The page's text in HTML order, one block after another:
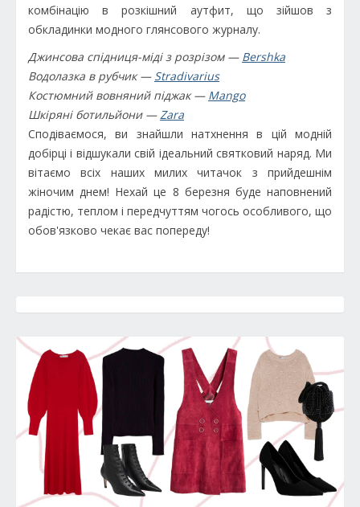
комбінацію в розкішний аутфит, що зійшов з
обкладинки модного глянсового журналу.
Джинсова спідниця-міді з розрізом — Bershka
Водолазка в рубчик — Stradivarius
Костюмний вовняний піджак — Mango
Шкіряні ботильйони —Zara
Сподіваємося, ви знайшли натхнення в цій модній
добірці і відшукали свій ідеальний святковий наряд. Ми
вітаємо всіх наших милих читачок з прийдешнім
жіночим днем! Нехай це 8 березня буде наповнений
радістю, теплом і передчуттям чогось особливого, що
обов'язково чекає вас попереду!